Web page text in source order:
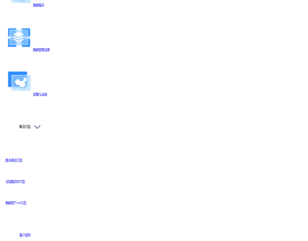
数据服务
数据管理治理
部署与运维
解决方案
数仓建设方案
全链路实时方案
数据资产API方案
客户案例